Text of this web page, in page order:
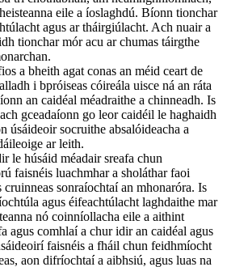
eile a íoslaghdú. Bíonn tionchar
agus ar tháirgiúlacht. Ach nuair a
tionchar mór acu ar chumas táirgthe
a bheith agat conas an méid ceart de
i bpróiseas cóireála uisce ná an ráta
an caidéal méadraithe a chinneadh. Is
gceadaíonn go leor caidéil le haghaidh
úsáideoir socruithe absalóideacha a
ar leith.
le húsáid méadair sreafa chun
faisnéis luachmhar a sholáthar faoi
sonraíochtaí an mhonaróra. Is
agus éifeachtúlacht laghdaithe mar
nó coinníollacha eile a aithint
agus comhlaí a chur idir an caidéal agus
faisnéis a fháil chun feidhmíocht
aon difríochtaí a aibhsiú, agus luas na